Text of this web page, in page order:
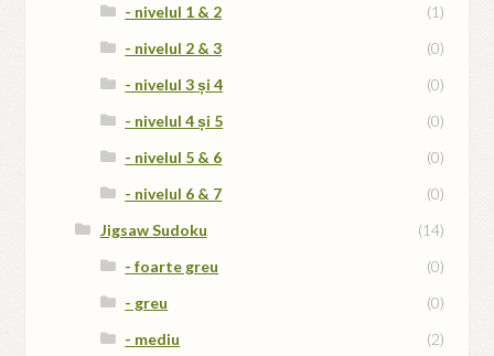
- nivelul 1 & 2
(1)
- nivelul 2 & 3
(0)
- nivelul 3 și 4
(0)
- nivelul 4 și 5
(0)
- nivelul 5 & 6
(0)
- nivelul 6 & 7
(0)
Jigsaw Sudoku
(14)
- foarte greu
(0)
- greu
(0)
- mediu
(2)